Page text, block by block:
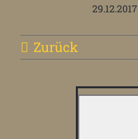
29.12.2017
Zurück